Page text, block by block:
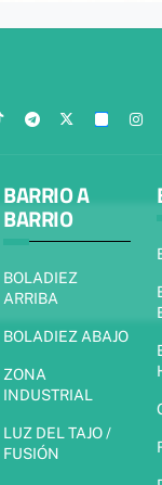
BARRIO A
BARRIO
BOLADIEZ
ARRIBA
BOLADIEZ ABAJO
ZONA
INDUSTRIAL
LUZ DEL TAJO /
FUSIÓN